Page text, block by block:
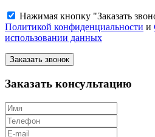
Нажимая кнопку "Заказать
Политикой конфиденциальности и
использовании данных
Заказать звонок
Заказать консультацию